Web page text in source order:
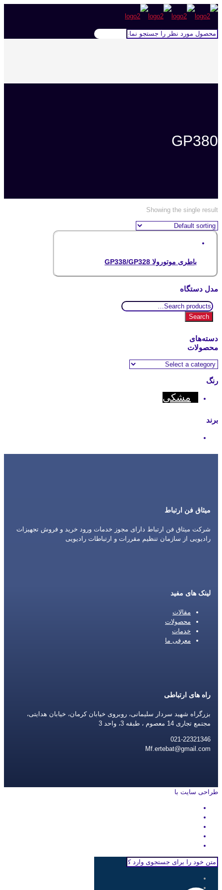
GP380
Showing the single result
باطری موتورولا GP338/GP328
مدل دستگاه
Search
for:
Search
دسته‌های
محصولات
رنگ
مشکی
برند
میثاق فن ارتباط
شرکت میثاق فن ارتباط دارای مجوز خدمات ورود خرید و فروش تجهیزات
رادیویی از سازمان تنظیم مقررات و ارتباطات رادیویی
لینک های مفید
مقالات
محصولات
خدمات
معرفی ما
راه های ارتباطی
بزرگراه شهید سردار سلیمانی، روبروی خیابان کرمان، خیابان هدایتی،
مجتمع تجاری 14 معصوم ، طبقه 3، واحد 3
021-22321346
Mf.ertebat@gmail.com
طراحی سایت با